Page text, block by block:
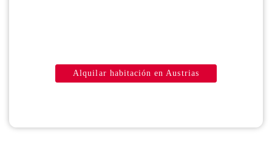
Alquilar habitación en Austrias